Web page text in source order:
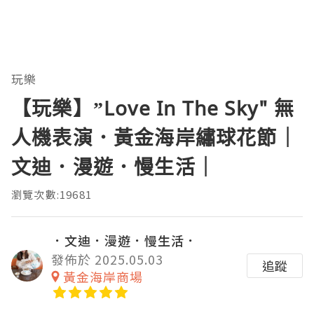
玩樂
【玩樂】”Love In The Sky" 無
人機表演．黃金海岸繡球花節｜
文迪．漫遊．慢生活｜
瀏覽次數:19681
．文迪．漫遊．慢生活．
發佈於 2025.05.03
黃金海岸商場
追蹤